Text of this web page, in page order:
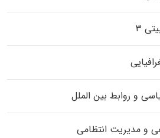
۳
و روابط بین الملل
و مدیریت انتظامی